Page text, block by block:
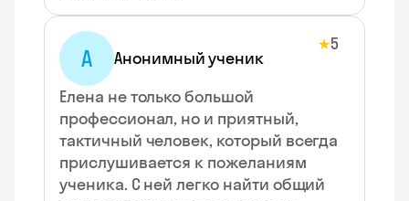
А Анонимный ученик
★5
Елена не только большой
профессионал, но и приятный,
тактичный человек, который всегда
прислушивается к пожеланиям
ученика. С ней легко найти общий